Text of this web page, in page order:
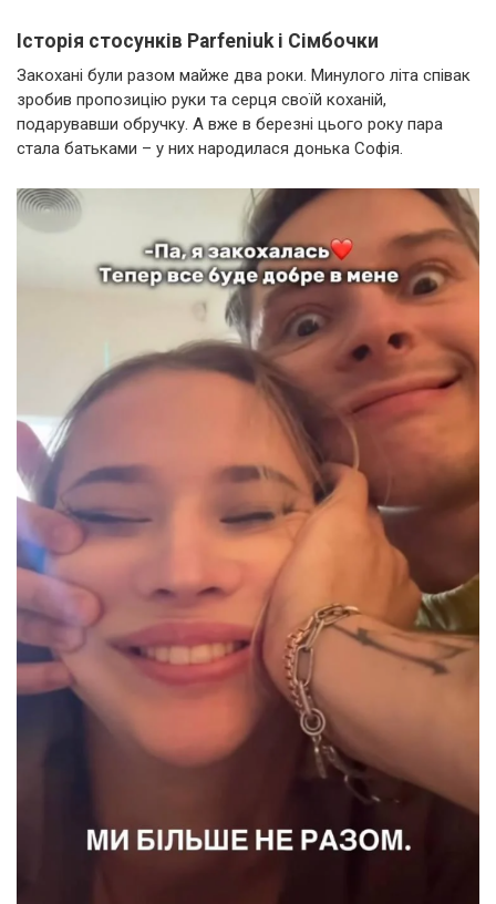
Історія стосунків Parfeniuk і Сімбочки
Закохані були разом майже два роки. Минулого літа співак
зробив пропозицію руки та серця своїй коханій,
подарувавши обручку. А вже в березні цього року пара
стала батьками – у них народилася донька Софія.